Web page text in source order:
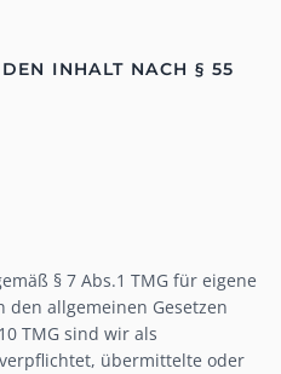
INHALT NACH § 55
§ 7 Abs.1 TMG für eigene
den allgemeinen Gesetzen
TMG sind wir als
übermittelte oder